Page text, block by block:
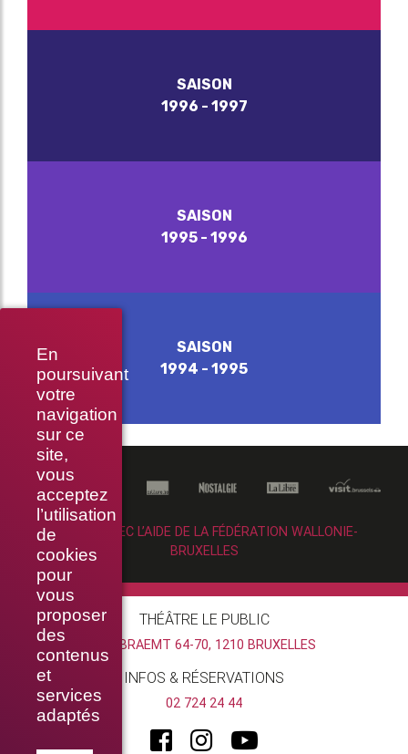
En
poursuivant
votre
navigation
sur ce
site,
vous
acceptez
l’utilisation
de
cookies
pour
vous
proposer
des
contenus
et
services
adaptés
SAISON
1996 - 1997
SAISON
1995 - 1996
SAISON
1994 - 1995
RÉALISÉ AVEC L’AIDE DE LA FÉDÉRATION WALLONIE-
BRUXELLES
THÉÂTRE LE PUBLIC
RUE BRAEMT 64-70, 1210 BRUXELLES
INFOS & RÉSERVATIONS
02 724 24 44